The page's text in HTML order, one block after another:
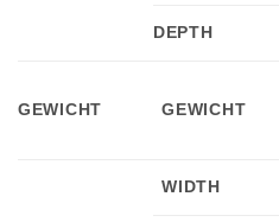
DEPTH
GEWICHT GEWICHT
WIDTH